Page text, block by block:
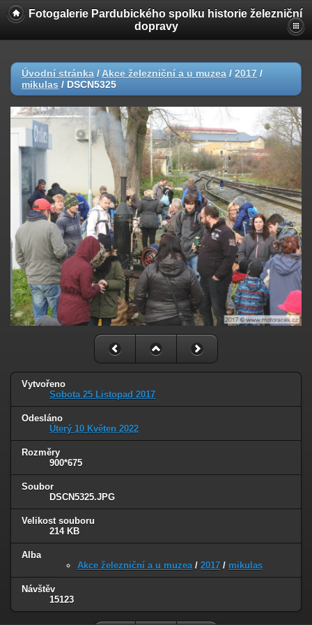
Fotogalerie Pardubického spolku historie železniční
dopravy
Úvodní stránka / Akce železniční a u muzea / 2017 /
mikulas / DSCN5325
Vytvořeno
Sobota 25 Listopad 2017
Odesláno
Úterý 10 Květen 2022
Rozměry
900*675
Soubor
DSCN5325.JPG
Velikost souboru
214 KB
Alba
Akce železniční a u muzea / 2017 / mikulas
Návštěv
15123